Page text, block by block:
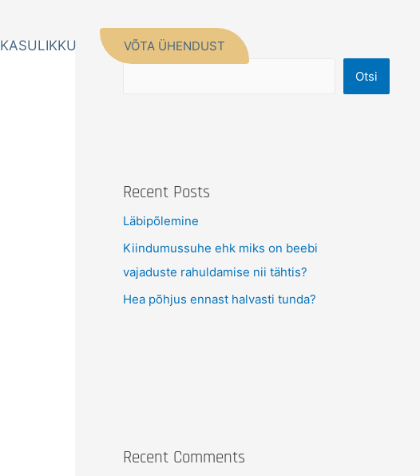
KASULIKKU VÕTA ÜHENDUST
Otsi
Otsi
Recent Posts
Läbipõlemine
Kiindumussuhe ehk miks on beebi
vajaduste rahuldamise nii tähtis?
Hea põhjus ennast halvasti tunda?
Recent Comments